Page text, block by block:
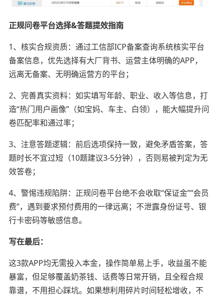
正规问卷平台选择&答题提效指南
1、核实合规资质：通过工信部ICP备案查询系统核实平台
备案信息，优先选择有大厂背书、运营主体明确的APP，
远离无备案、无明确运营方的平台；
2、完善真实资料：如实填写年龄、职业、收入等信息，打
造“热门用户画像”（如宝妈、车主、白领），能大幅提升问
卷匹配率和通过率；
3、注意答题逻辑：前后选项保持一致，避免矛盾答案，答
题时长不宜过短（10题建议3-5分钟），否则易被判定为无
效答卷；
4、警惕违规陷阱：正规问卷平台绝不会收取“保证金”“会员
费”，遇到要求预付费用的一律远离；不泄露身份证号、银
行卡密码等敏感信息。
写在最后：
这3款APP均无需投入本金，操作简单易上手，收益虽不能
暴富，但足够覆盖奶茶钱、话费等日常开销，且全程合规
靠谱，不用担心踩坑。如果想利用碎片时间轻松增收，不